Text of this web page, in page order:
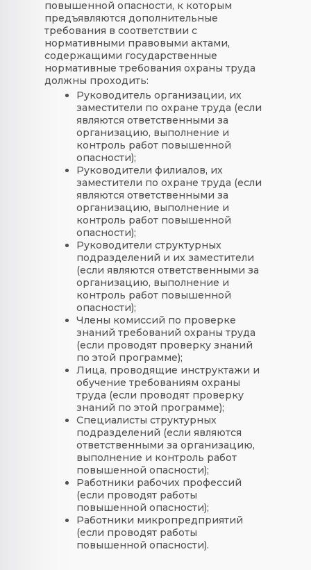
повышенной опасности, к которым
предъявляются дополнительные
требования в соответствии с
нормативными правовыми актами,
содержащими государственные
нормативные требования охраны труда
должны проходить:
Руководитель организации, их
заместители по охране труда (если
являются ответственными за
организацию, выполнение и
контроль работ повышенной
опасности);
Руководители филиалов, их
заместители по охране труда (если
являются ответственными за
организацию, выполнение и
контроль работ повышенной
опасности);
Руководители структурных
подразделений и их заместители
(если являются ответственными за
организацию, выполнение и
контроль работ повышенной
опасности);
Члены комиссий по проверке
знаний требований охраны труда
(если проводят проверку знаний
по этой программе);
Лица, проводящие инструктажи и
обучение требованиям охраны
труда (если проводят проверку
знаний по этой программе);
Специалисты структурных
подразделений (если являются
ответственными за организацию,
выполнение и контроль работ
повышенной опасности);
Работники рабочих профессий
(если проводят работы
повышенной опасности);
Работники микропредприятий
(если проводят работы
повышенной опасности).